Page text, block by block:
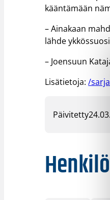
kääntämään
– Ainakaan
lähde
– Joensuun
Lisätietoja:/
Päivitetty